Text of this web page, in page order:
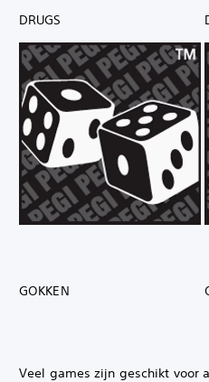
DRUGS
GOKKEN
Veel games zijn geschikt voor